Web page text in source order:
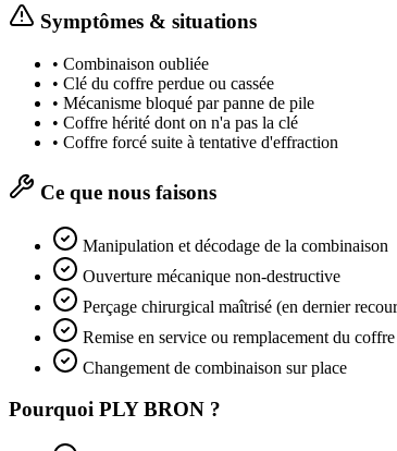
Symptômes & situations
• Combinaison oubliée
• Clé du coffre perdue ou cassée
• Mécanisme bloqué par panne de pile
• Coffre hérité dont on n'a pas la clé
• Coffre forcé suite à tentative d'effraction
Ce que nous faisons
Manipulation et décodage de la combinaison
Ouverture mécanique non-destructive
Perçage chirurgical maîtrisé (en dernier
Remise en service ou remplacement du coffre
Changement de combinaison sur place
Pourquoi PLY BRON ?